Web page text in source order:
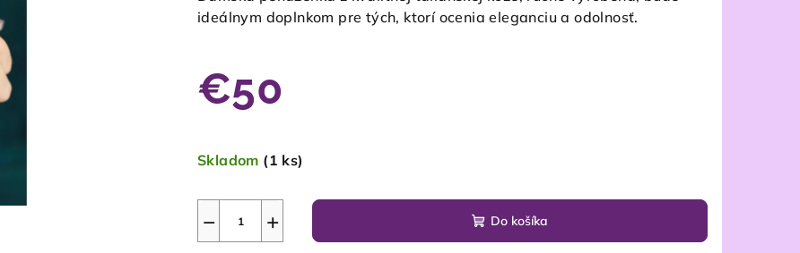
ideálnym doplnkom pre tých, ktorí ocenia eleganciu a odolnosť.
€50
cena:
Skladom (1 ks)
+
− Do košíka